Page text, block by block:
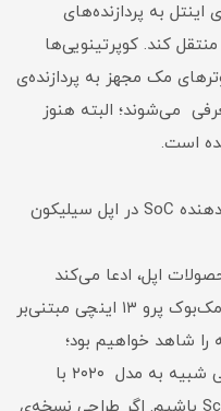
به پردازنده‌های
اختصاصی مبتنی‌بر معماری ARM64 منتقل کند. کوپرتینویی‌ها
مک مجهز به پردازنده‌ی
می‌شوند؛ البته هنوز
است.
اپل، ادعا می‌کند
احتمالا در پایان سال ۲۰۲۰ رونمایی مک‌بوک پرو ۱۳ اینچی مبتنی‌بر
شاهد خواهیم بود؛
درنتیجه، باید منتظر کامپیوتر شخصی شبیه به مدل ۲۰۲۰ با